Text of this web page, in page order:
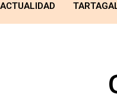
ACTUALIDAD